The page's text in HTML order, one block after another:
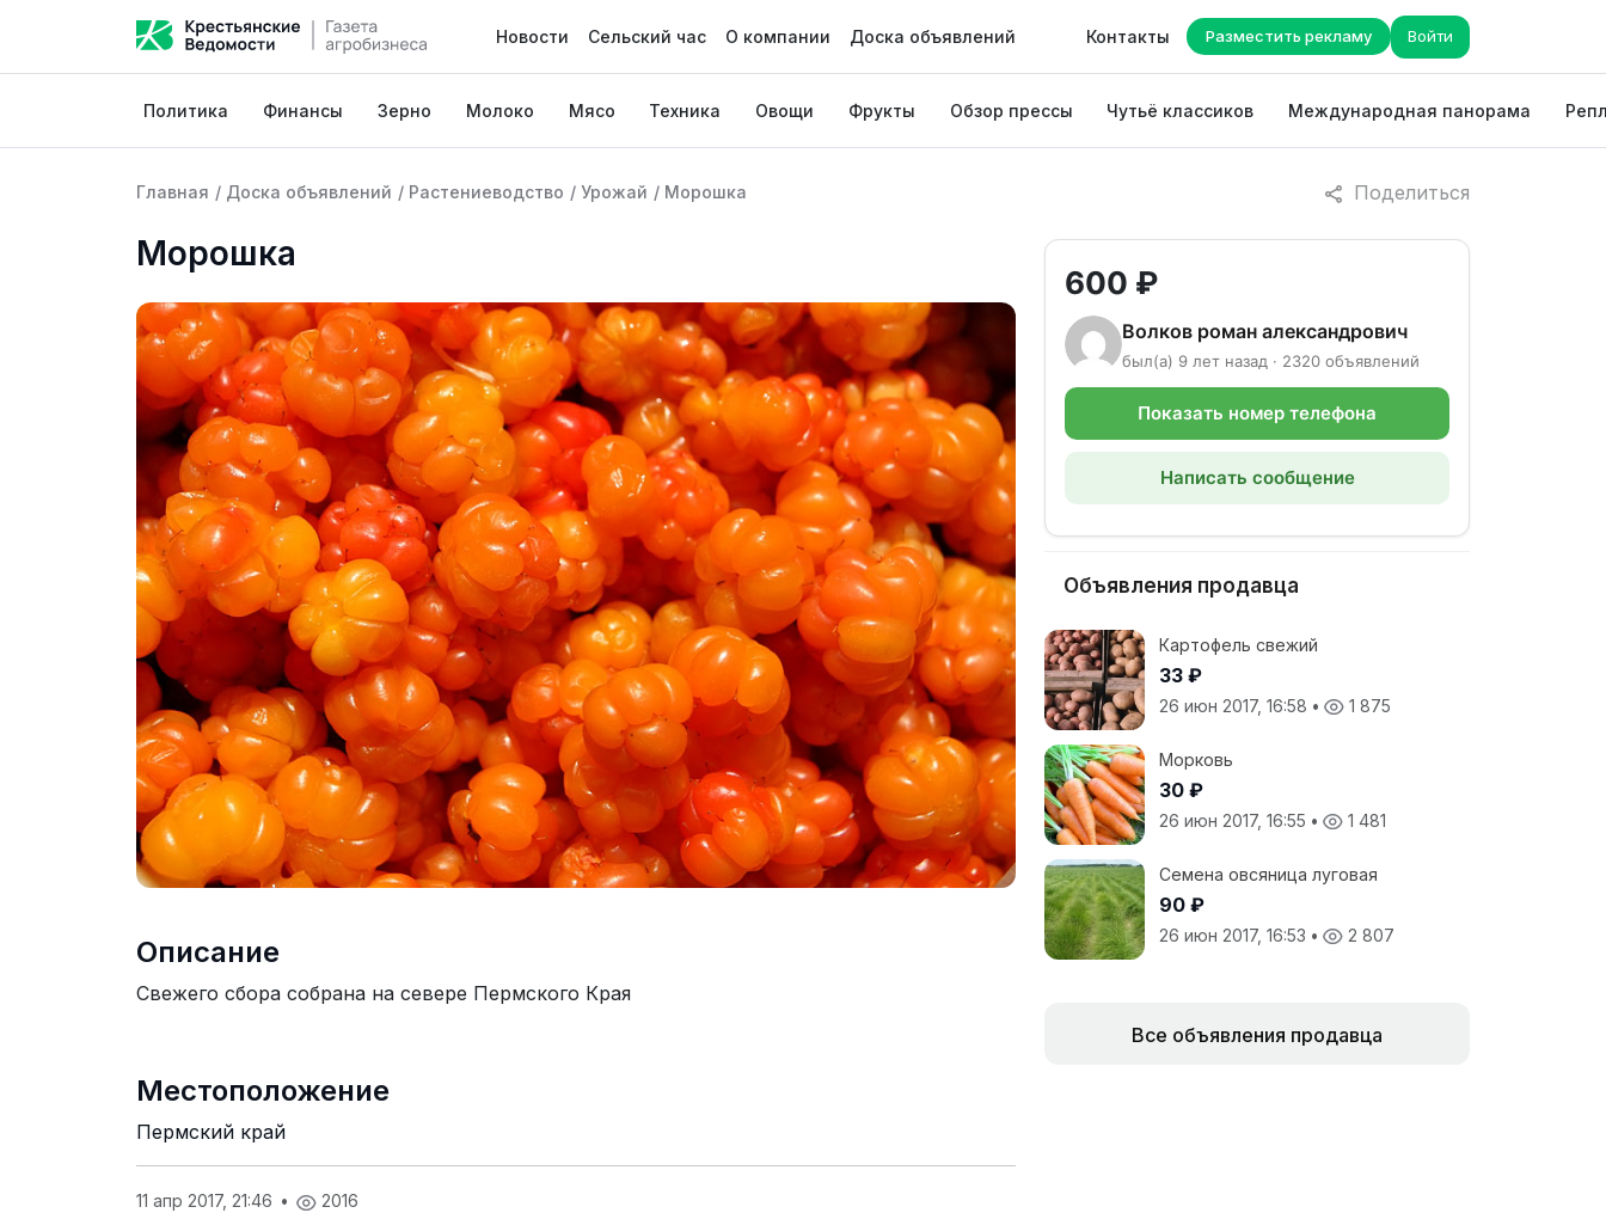
Новости Сельский час О компании Доска объявлений Контакты Разместить рекламу Войти
Политика Финансы Зерно Молоко Мясо Техника Овощи Фрукты Обзор прессы Чутьё классиков Международная панорама
Поделиться
Главная / Доска объявлений / Растениеводство / Урожай / Морошка
Морошка
Описание
Свежего сбора собрана на севере Пермского Края
Местоположение
Пермский край
11 апр 2017, 21:46 • 2016
600 ₽
Волков роман александрович
был(а) 9 лет назад · 2320 объявлений
Показать номер телефона
Написать сообщение
Объявления продавца
Картофель свежий
33 ₽
26 июн 2017, 16:58 • 1 875
Морковь
30 ₽
26 июн 2017, 16:55 • 1 481
Семена овсяница луговая
90 ₽
26 июн 2017, 16:53 • 2 807
Все объявления продавца